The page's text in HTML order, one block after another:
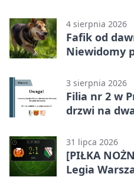
4 sierpnia 2026
Fafik od
Niewidomy
3 sierpnia 2026
Filia nr 2 w
drzwi na
31 lipca 2026
[PIŁKA
Legia